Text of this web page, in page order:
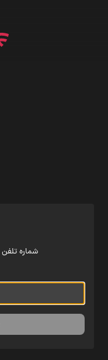
شماره